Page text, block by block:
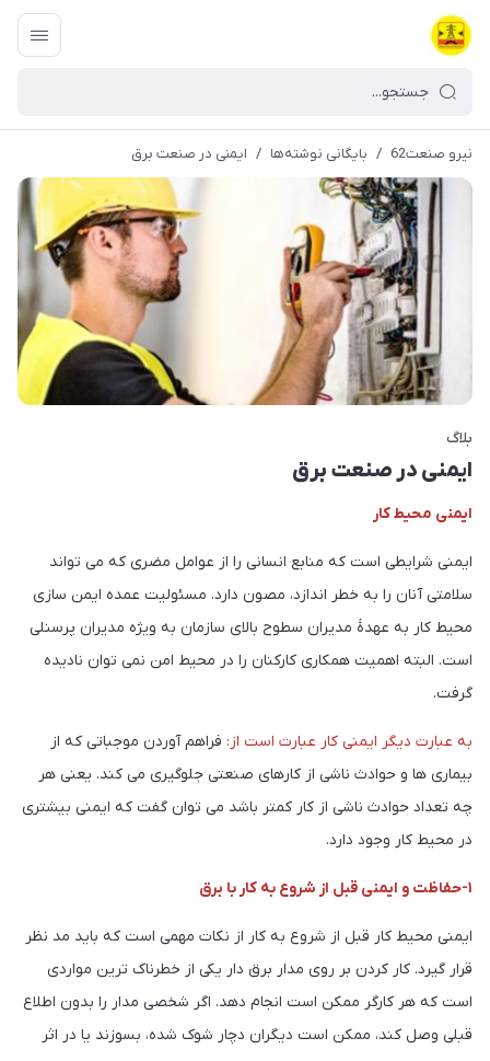
نیرو صنعت62 / بایگانی نوشته‌ها / ایمنی در صنعت برق
بلاگ
ایمنی در صنعت برق
ایمنی محیط کار
ایمنی شرایطی است که منابع انسانی را از عوامل مضری که می تواند
سلامتی آنان را به خطر اندازد، مصون دارد. مسئولیت عمده ایمن سازی
محیط کار به عهدۀ مدیران سطوح بالای سازمان به ویژه مدیران پرسنلی
است. البته اهمیت همکاری کارکنان را در محیط امن نمی توان نادیده
گرفت.
به عبارت دیگر ایمنی کار عبارت است از: فراهم آوردن موجباتی که از
بیماری ها و حوادث ناشی از کارهای صنعتی جلوگیری می کند. یعنی هر
چه تعداد حوادث ناشی از کار کمتر باشد می توان گفت که ایمنی بیشتری
در محیط کار وجود دارد.
۱-حفاظت و ایمنی قبل از شروع به کار با برق
ایمنی محیط کار قبل از شروع به کار از نکات مهمی است که باید مد نظر
قرار گیرد. کار کردن بر روی مدار برق دار یکی از خطرناک ترین مواردی
است که هر کارگر ممکن است انجام دهد. اگر شخصی مدار را بدون اطلاع
قبلی وصل کند، ممکن است دیگران دچار شوک شده، بسوزند یا در اثر